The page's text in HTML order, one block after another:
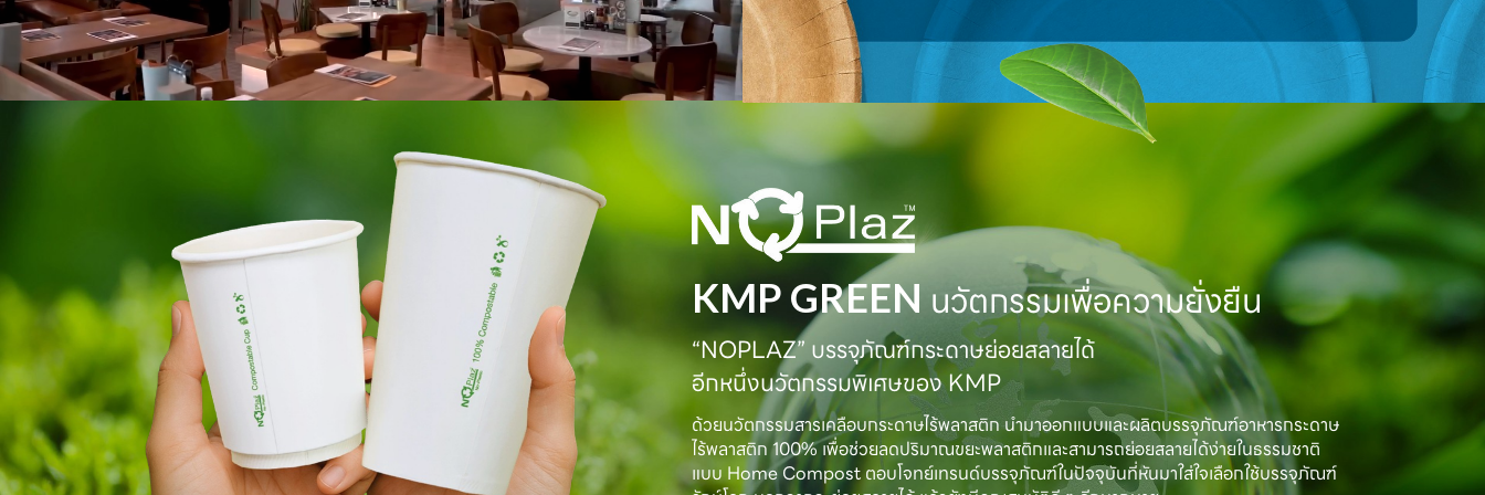
KMP GREENนวัตกรรมเพื่อความยั่งยืน
“NOPLAZ” บรรจุภัณฑ์กระดาษย่อยสลายได้
อีกหนึ่งนวัตกรรมพิเศษของ KMP
ด้วยนวัตกรรมสารเคลือบกระดาษไร้พลาสติก นำมาออกแบบและผลิตบรรจุภัณฑ์อาหารกระดาษ
ไร้พลาสติก 100% เพื่อช่วยลดปริมาณขยะพลาสติกและสามารถย่อยสลายได้ง่ายในธรรมชาติ
แบบ Home Compost ตอบโจทย์เทรนด์บรรจุภัณฑ์ในปัจจุบันที่หันมาใส่ใจเลือกใช้บรรจุภัณฑ์